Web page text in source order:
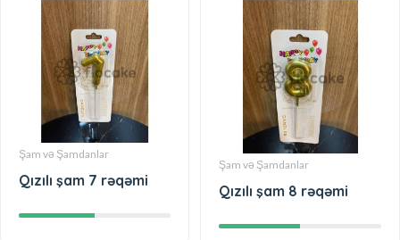
Şam və Şamdanlar
Qızılı şam 7 rəqəmi
Şam və Şamdanlar
Qızılı şam 8 rəqəmi